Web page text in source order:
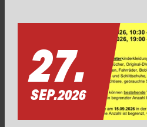
27.
SEP.2026